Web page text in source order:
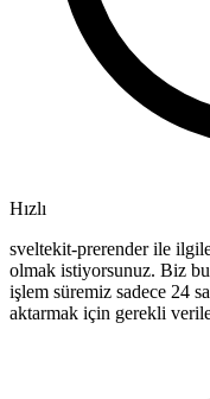
Hızlı
sveltekit-prerender ile
olmak istiyorsunuz. Biz
işlem süremiz sadece 24
aktarmak için gerekli